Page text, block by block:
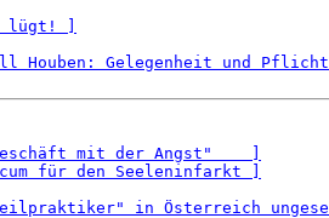
lügt! ]
Houben: Gelegenheit und
mit der Angst"    ]
für den Seeleninfarkt ]
in Österreich